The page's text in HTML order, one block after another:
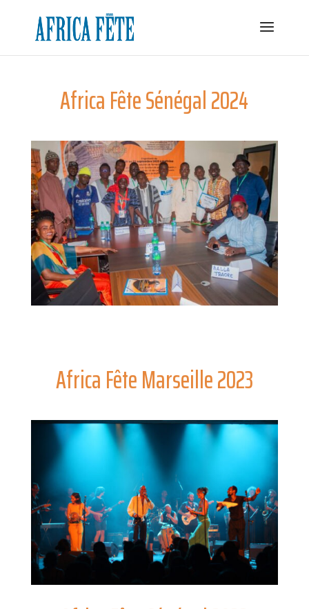
Africa Fête Sénégal 2024
Africa Fête Marseille 2023